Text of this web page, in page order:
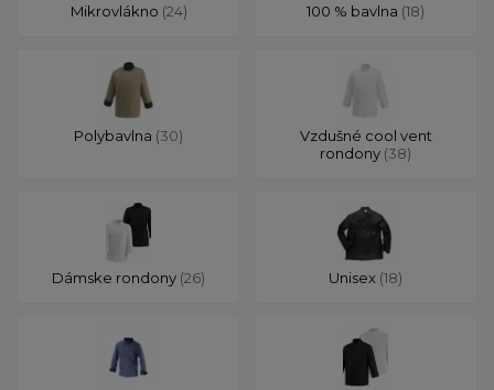
Mikrovlákno (24) 100 % bavlna (18)
Polybavlna (30)
Vzdušné cool vent
rondony (38)
Dámske rondony (26) Unisex (18)